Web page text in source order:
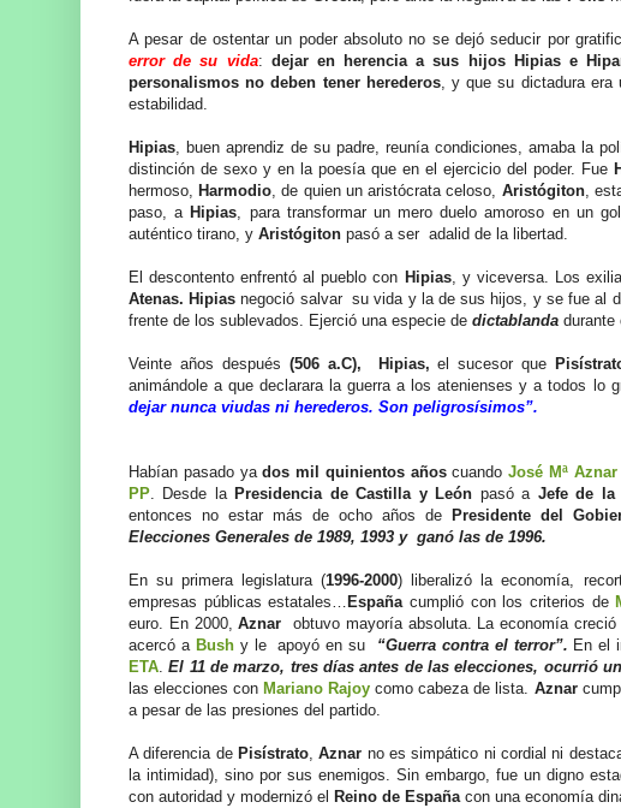
A pesar de ostentar un poder absoluto no se dejó seducir por
error de su vida: dejar en herencia a sus hijos Hipias e
personalismos no deben tener herederos, y que su dictadura era
estabilidad.
Hipias, buen aprendiz de su padre, reunía condiciones, amaba la
distinción de sexo y en la poesía que en el ejercicio del poder. Fue
hermoso, Harmodio, de quien un aristócrata celoso, Aristógiton,
paso, a Hipias, para transformar un mero duelo amoroso en un
auténtico tirano, y Aristógiton pasó a ser adalid de la libertad.
El descontento enfrentó al pueblo con Hipias, y viceversa. Los
Atenas. Hipias negoció salvar su vida y la de sus hijos, y se fue al
frente de los sublevados. Ejerció una especie de dictablanda durante
Veinte años después (506 a.C), Hipias, el sucesor que
animándole a que declarara la guerra a los atenienses y a todos lo
dejar nunca viudas ni herederos. Son peligrosísimos”.
Habían pasado yados mil quinientos añoscuandoJosé Mª Aznar
PP. Desde la Presidencia de Castilla y León pasó a Jefe de la
entonces no estar más de ocho años de
Presidente del
Elecciones Generales de 1989, 1993 y ganó las de 1996.
En su primera legislatura (1996-2000) liberalizó la economía,
empresas públicas estatales… Españacumplió con los criterios de
euro. En 2000,Aznar obtuvo mayoría absoluta. La economía
acercó a Bushy le apoyó en su “Guerra contra el terror”. En el
ETA.El 11 de marzo, tres días antes de las elecciones, ocurrió
las elecciones con Mariano Rajoy como cabeza de lista. Aznar
a pesar de las presiones del partido.
A diferencia de Pisístrato,Aznar no es simpático ni cordial ni
la intimidad), sino por sus enemigos. Sin embargo, fue un digno
con autoridad y modernizó el Reino de Españacon una economía